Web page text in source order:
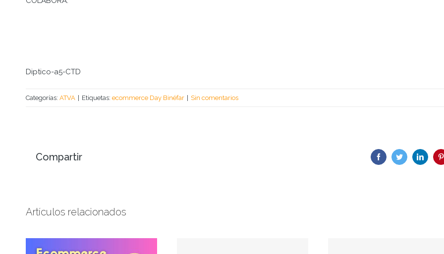
Diptico-a5-CTD
Categorías: ATVA Etiquetas: ecommerce Day Binéfar Sin comentarios
Compartir facebooktwitter linkedin
Artículos relacionados